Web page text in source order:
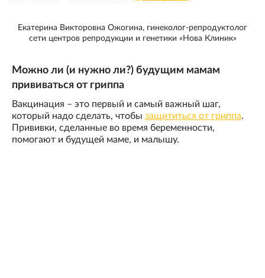
Екатерина Викторовна Ожогина, гинеколог-репродуктолог
сети центров репродукции и генетики «Нова Клиник»
Можно ли (и нужно ли?) будущим мамам
прививаться от гриппа
Вакцинация – это первый и самый важный шаг,
который надо сделать, чтобы защититься от гриппа.
Прививки, сделанные во время беременности,
помогают и будущей маме, и малышу.